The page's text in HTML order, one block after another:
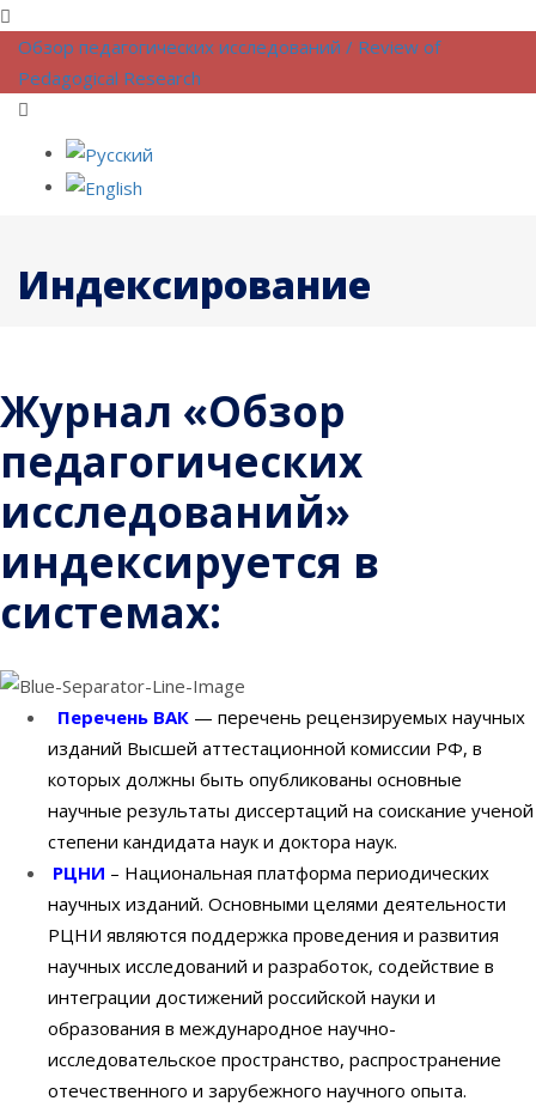
Обзор педагогических исследований / Review of
Pedagogical Research
Индексирование
Журнал «Обзор
педагогических
исследований»
индексируется в
системах:
Перечень ВАК — перечень рецензируемых научных
изданий Высшей аттестационной комиссии РФ, в
которых должны быть опубликованы основные
научные результаты диссертаций на соискание ученой
степени кандидата наук и доктора наук.
РЦНИ – Национальная платформа периодических
научных изданий. Основными целями деятельности
РЦНИ являются поддержка проведения и развития
научных исследований и разработок, содействие в
интеграции достижений российской науки и
образования в международное научно-
исследовательское пространство, распространение
отечественного и зарубежного научного опыта.